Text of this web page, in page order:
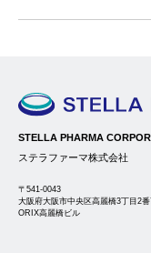
STELLA PHARMA
ステラファーマ株式会社
〒541-0043
大阪府大阪市中央区高麗橋3丁目2
ORIX高麗橋ビル